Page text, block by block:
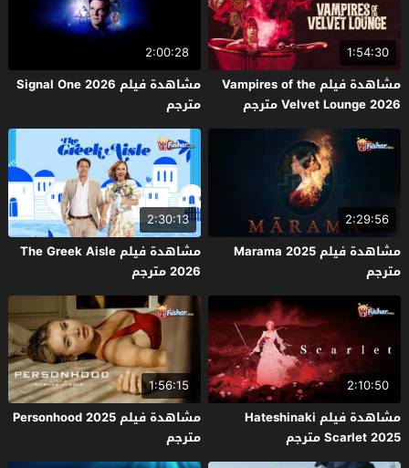
1:54:30
مشاهدة فيلم Vampires of the
Velvet Lounge 2026 مترجم
2:00:28
مشاهدة فيلم Signal One 2026
مترجم
2:29:56
مشاهدة فيلم Marama 2025
مترجم
2:30:13
مشاهدة فيلم The Greek Aisle
2026 مترجم
2:10:50
مشاهدة فيلم Hateshinaki
Scarlet 2025 مترجم
1:56:15
مشاهدة فيلم Personhood 2025
مترجم